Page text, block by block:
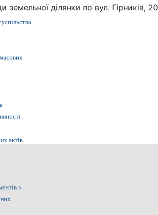
актів
з
ділянки по вул. Гірників, 20